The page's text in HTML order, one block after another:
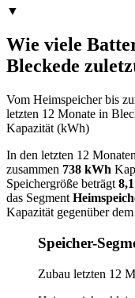
▼
Wie viele
Bleckede
Vom Heimspeicher bis
letzten 12 Monate in
Kapazität (kWh)
In den letzten 12
zusammen 738 kWh
Speichergröße beträgt
das Segment
Kapazität gegenüber
Speicher-
Zubau letzten 12